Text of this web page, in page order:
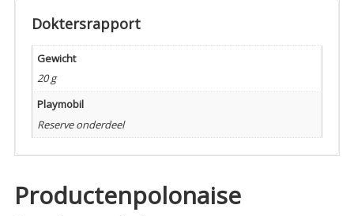
Doktersrapport
Gewicht
20 g
Playmobil
Reserve onderdeel
Productenpolonaise